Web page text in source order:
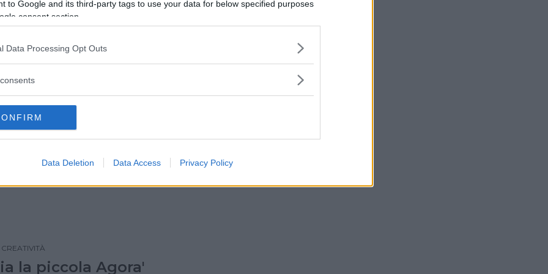
to Google and its third-party tags to use your data for below specified purposes
consent section.
Data Processing Opt Outs
Data Deletion Data Access Privacy Policy
CREATIVITÀ
la piccola Agora'